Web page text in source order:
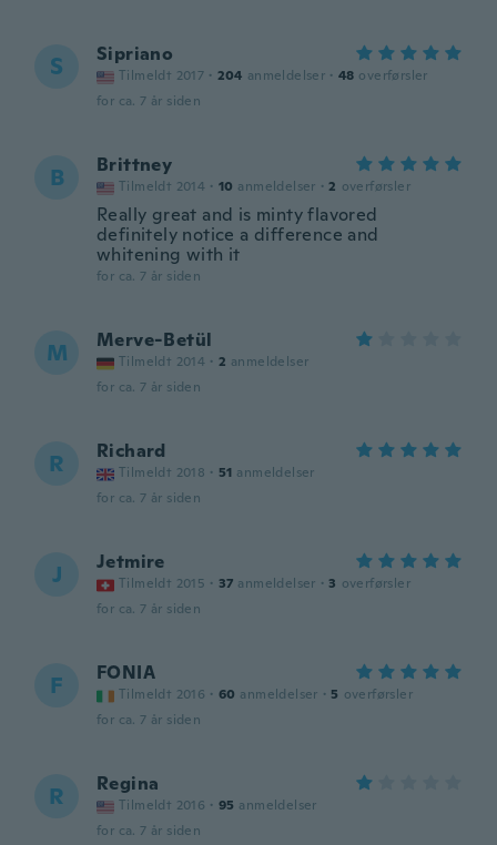
S Sipriano
Tilmeldt 2017 · 204 anmeldelser · 48 overførsler
for ca. 7 år siden
B Brittney
Tilmeldt 2014 · 10 anmeldelser · 2 overførsler
Really great and is minty flavored
definitely notice a difference and
whitening with it
for ca. 7 år siden
M Merve-Betül
Tilmeldt 2014 · 2 anmeldelser
for ca. 7 år siden
R Richard
Tilmeldt 2018 · 51 anmeldelser
for ca. 7 år siden
J Jetmire
Tilmeldt 2015 · 37 anmeldelser · 3 overførsler
for ca. 7 år siden
F FONIA
Tilmeldt 2016 · 60 anmeldelser · 5 overførsler
for ca. 7 år siden
R Regina
Tilmeldt 2016 · 95 anmeldelser
for ca. 7 år siden